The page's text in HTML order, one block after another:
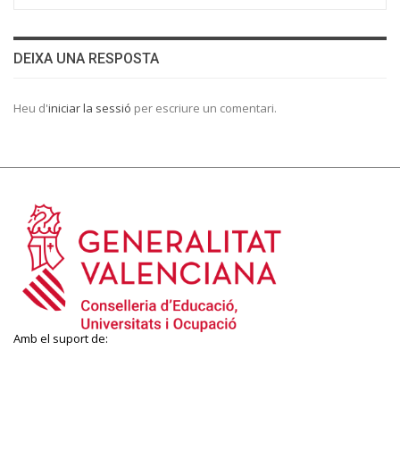
DEIXA UNA RESPOSTA
Heu d'iniciar la sessió per escriure un comentari.
Amb el suport de: